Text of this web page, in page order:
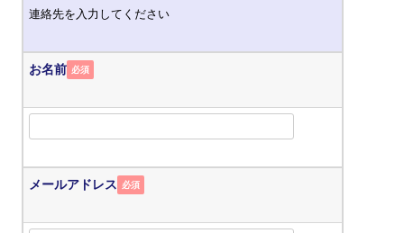
連絡先を入力してください
お名前 必須
メールアドレス 必須